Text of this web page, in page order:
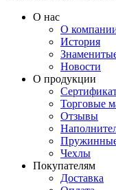
О нас
О
История
Новости
О продукции
Торговые
Отзывы
Чехлы
Покупателям
Доставка